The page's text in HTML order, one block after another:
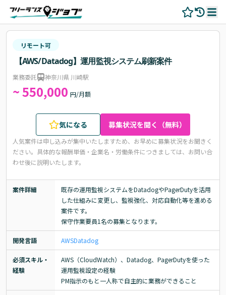
リモート可
【AWS/Datadog】運用監視システム刷新案件
業務委託 神奈川県 川崎駅
~ 550,000 円/月額
気になる 募集状況を聞く（無料）
人気案件は申し込みが集中いたしますため、お早めに募集状況をお聞きく
ださい。 具体的な報酬単価・企業名・労働条件につきましては、お問い合
わせ後に説明いたします。
案件詳細
既存の運用監視システムをDatadogやPagerDutyを活用
した仕組みに変更し、監視強化、対応自動化等を進める
案件です。
保守作業要員1名の募集となります。
開発言語 AWSDatadog
必須スキル・
経験
AWS（CloudWatch）、Datadog、PagerDutyを使った
運用監視設定の経験
PM指示のもと一人称で自主的に業務ができること